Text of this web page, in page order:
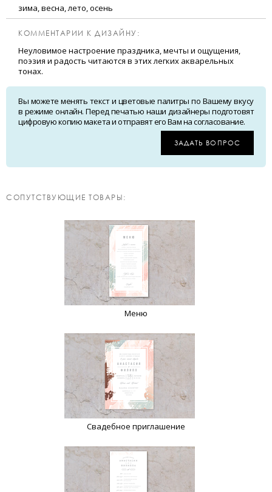
зима, весна, лето, осень
КОММЕНТАРИИ К ДИЗАЙНУ:
Неуловимое настроение праздника, мечты и ощущения,
поэзия и радость читаются в этих легких акварельных
тонах.
Вы можете менять текст и цветовые палитры по Вашему вкусу
в режиме онлайн. Перед печатью наши дизайнеры подготовят
цифровую копию макета и отправят его Вам на согласование.
ЗАДАТЬ ВОПРОС
CОПУТСТВУЮЩИЕ ТОВАРЫ:
Меню
Свадебное приглашение